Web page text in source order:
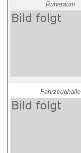
Ruheraum
Fahrzeughalle